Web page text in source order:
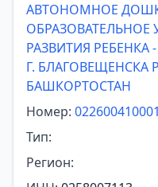
АВТОНОМНОЕ
ОБРАЗОВАТЕЛЬНОЕ
РАЗВИТИЯ РЕБЕНКА
Г. БЛАГОВЕЩЕНСКА
БАШКОРТОСТАН
Номер:
Тип:
Регион: